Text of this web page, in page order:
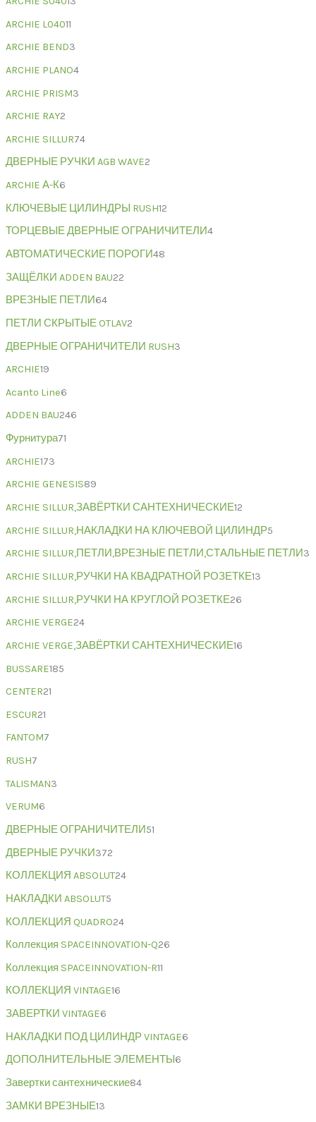
ARCHIE L04011
ARCHIE BEND3
ARCHIE PLANO4
ARCHIE PRISM3
ARCHIE RAY2
ARCHIE SILLUR74
ДВЕРНЫЕ РУЧКИ AGB WAVE2
ARCHIE А-К6
КЛЮЧЕВЫЕ ЦИЛИНДРЫ RUSH12
ТОРЦЕВЫЕ ДВЕРНЫЕ ОГРАНИЧИТЕЛИ4
АВТОМАТИЧЕСКИЕ ПОРОГИ48
ЗАЩЁЛКИ ADDEN BAU22
ВРЕЗНЫЕ ПЕТЛИ64
ПЕТЛИ СКРЫТЫЕ OTLAV2
ДВЕРНЫЕ ОГРАНИЧИТЕЛИ RUSH3
ARCHIE19
Acanto Line6
ADDEN BAU246
Фурнитура71
ARCHIE173
ARCHIE GENESIS89
ARCHIE SILLUR,ЗАВЁРТКИ САНТЕХНИЧЕСКИЕ12
ARCHIE SILLUR,НАКЛАДКИ НА КЛЮЧЕВОЙ ЦИЛИНДР5
ARCHIE SILLUR,ПЕТЛИ,ВРЕЗНЫЕ ПЕТЛИ,СТАЛЬНЫЕ ПЕТЛИ3
ARCHIE SILLUR,РУЧКИ НА КВАДРАТНОЙ РОЗЕТКЕ13
ARCHIE SILLUR,РУЧКИ НА КРУГЛОЙ РОЗЕТКЕ26
ARCHIE VERGE24
ARCHIE VERGE,ЗАВЁРТКИ САНТЕХНИЧЕСКИЕ16
BUSSARE185
CENTER21
ESCUR21
FANTOM7
RUSH7
TALISMAN3
VERUM6
ДВЕРНЫЕ ОГРАНИЧИТЕЛИ51
ДВЕРНЫЕ РУЧКИ372
КОЛЛЕКЦИЯ ABSOLUT24
НАКЛАДКИ ABSOLUT5
КОЛЛЕКЦИЯ QUADRO24
Коллекция SPACEINNOVATION-Q26
Коллекция SPACEINNOVATION-R11
КОЛЛЕКЦИЯ VINTAGE16
ЗАВЕРТКИ VINTAGE6
НАКЛАДКИ ПОД ЦИЛИНДР VINTAGE6
ДОПОЛНИТЕЛЬНЫЕ ЭЛЕМЕНТЫ6
Завертки сантехнические84
ЗАМКИ ВРЕЗНЫЕ13